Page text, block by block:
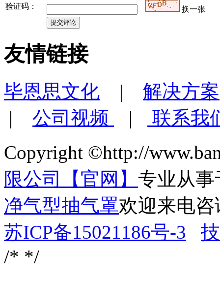
验证码： 换一张
友情链接
毕恩思文化 | 解决方案
| 公司视频 |
联系我
Copyright ©http://
限公司【官网】 专业从事
净气型抽气罩欢迎来电咨
苏ICP备15021186号-3
/* */